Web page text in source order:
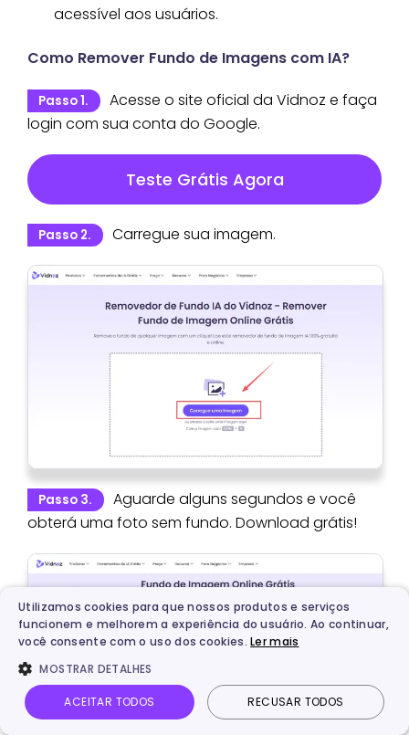
acessível aos usuários.
Como Remover Fundo de Imagens com IA?
Passo 1.
Acesse o site oficial da Vidnoz e faça
login com sua conta do Google.
Teste Grátis Agora
Passo 2. Carregue sua imagem.
Passo 3.
Aguarde alguns segundos e você
obterá uma foto sem fundo. Download grátis!
Utilizamos cookies para que nossos produtos e serviços
funcionem e melhorem a experiência do usuário. Ao continuar,
você consente com o uso dos cookies.Ler mais
MOSTRAR DETALHES
ACEITAR TODOS RECUSAR TODOS